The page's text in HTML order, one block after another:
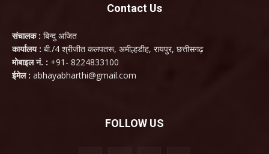
Contact Us
संचालक : बिन्दु अजित
कार्यालय : बी./4 श्रीजीत कलपतरू, अमील्हडीह, रायपुर, छत्तीसगढ़
मोबाइल नं. : +91- 8224833100
ईमेल : abhayabharthi@gmail.com
FOLLOW US